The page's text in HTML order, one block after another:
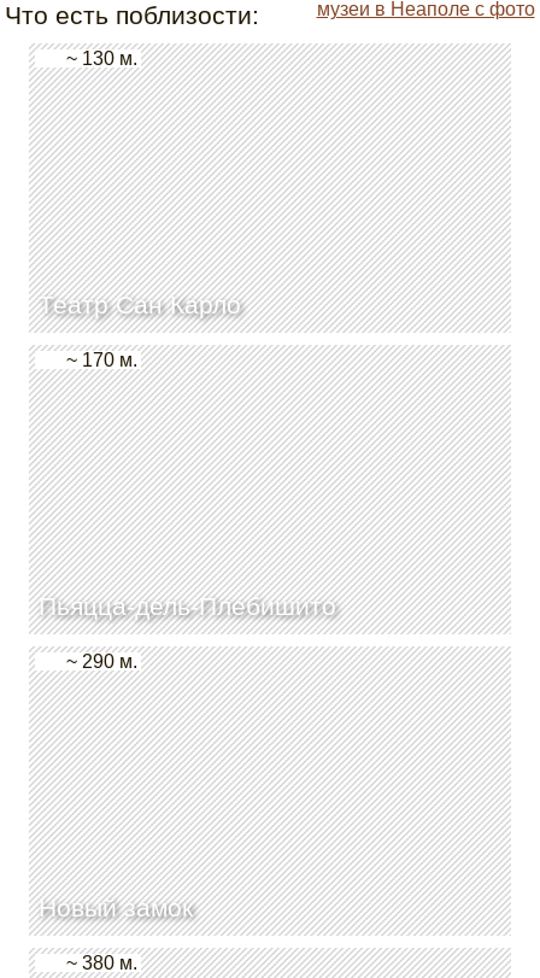
Что есть поблизости: музеи в Неаполе с фото
Театр Сан Карло
~ 130 м.
Пьяцца-дель-Плебишито
~ 170 м.
Новый замок
~ 290 м.
~ 380 м.